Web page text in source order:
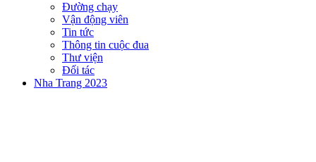
Đường chạy
Vận động viên
Tin tức
Thông tin cuộc đua
Thư viện
Đối tác
Nha Trang 2023